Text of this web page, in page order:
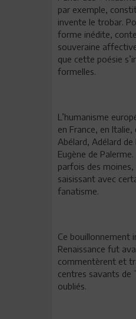
par exemple,
invente le trobar.
forme inédite,
souveraine
que cette poésie
formelles.
L’humanisme
en France, en
Abélard, Adélard
Eugène de
parfois des moines,
saisissant avec
fanatisme.
Ce bouillonnement
Renaissance fut
commentèrent et
centres savants de
oubliés.